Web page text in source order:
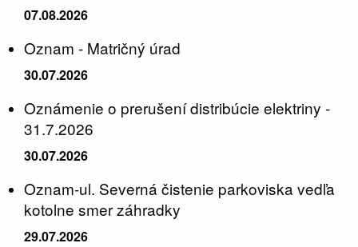
07.08.2026
Oznam - Matričný úrad
30.07.2026
Oznámenie o prerušení distribúcie elektriny -
31.7.2026
30.07.2026
Oznam-ul. Severná čistenie parkoviska vedľa
kotolne smer záhradky
29.07.2026